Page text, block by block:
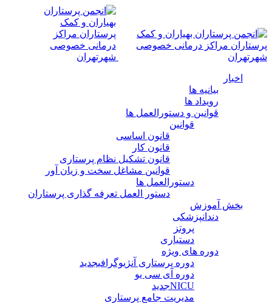
اخبار
بیانیه ها
رویداد ها
قوانین و دستورالعمل ها
قوانین
قانون اساسی
قانون کار
قانون تشکیل نظام پرستاری
قوانین مشاغل سخت و زیان آور
دستورالعمل ها
دستور العمل تعرفه گذاری پرستاران
بخش آموزش
دندانپزشکی
پروتز
دستیاری
دوره های ویژه
دوره پرستاری آنژیوگرافیجدید
دوره آی سی یو
NICUجدید
مدیریت جامع پرستاری